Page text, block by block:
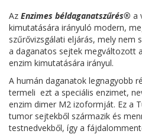
Az Enzimes béldaganatszűrés® a
kimutatására irányuló modern,
szűrővizsgálati eljárás, mely nem
a daganatos sejtek megváltozott
enzim kimutatására irányul.
A humán daganatok legnagyobb
termeli ezt a speciális enzimet,
enzim dimer M2 izoformját. Ez a
tumor sejtekből származik és
testnedvekből, így a